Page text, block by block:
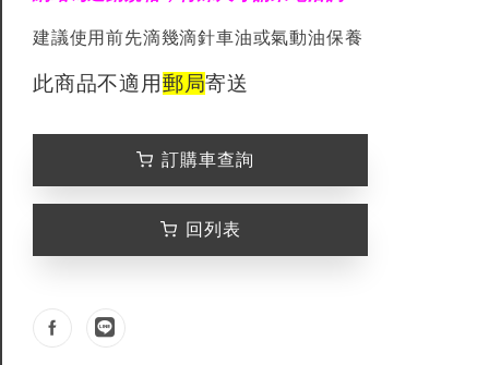
建議使用前先滴幾滴針車油或氣動油保養
此商品不適用郵局寄送
訂購車查詢
回列表